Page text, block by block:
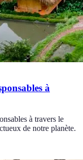
à
à travers le
de notre planète.